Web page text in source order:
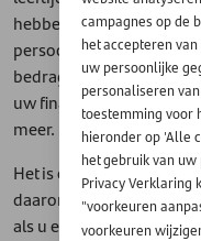
hebben. De
persoonsgebonden
bedrag mede bepalen,
uw financiële lasten de
meer.
Het is ook belangrijk dat
daarom worden er altijd
als u een
campagnes op de
het accepteren
uw persoonlijke
personaliseren
toestemming voor
hieronder op 'Alle
het gebruik van
Privacy Verklaring
"voorkeuren
voorkeuren